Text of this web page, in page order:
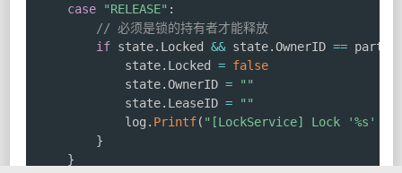
case
"RELEASE" :
// 必须是锁的持有者才能释放
if state. Locked && state.OwnerID == parts
			state
. Locked = false
			state
.OwnerID =
""
			state
. LeaseID =
""
			log
. Printf( "[LockService] Lock '%s'
}
}